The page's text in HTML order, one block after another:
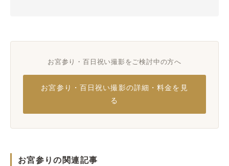
お宮参り・百日祝い撮影をご検討中の方へ
お宮参り・百日祝い撮影の詳細・料金を見
る
お宮参りの関連記事